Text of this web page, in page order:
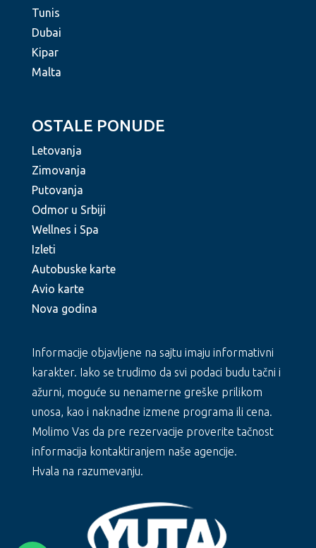
Tunis
Dubai
Kipar
Malta
OSTALE PONUDE
Letovanja
Zimovanja
Putovanja
Odmor u Srbiji
Wellnes i Spa
Izleti
Autobuske karte
Avio karte
Nova godina
Informacije objavljene na sajtu imaju informativni
karakter. Iako se trudimo da svi podaci budu tačni i
ažurni, moguće su nenamerne greške prilikom
unosa, kao i naknadne izmene programa ili cena.
Molimo Vas da pre rezervacije proverite tačnost
informacija kontaktiranjem naše agencije.
Hvala na razumevanju.